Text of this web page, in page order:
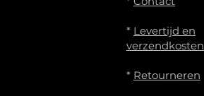
* Levertijd en
verzendkosten
* Retourneren